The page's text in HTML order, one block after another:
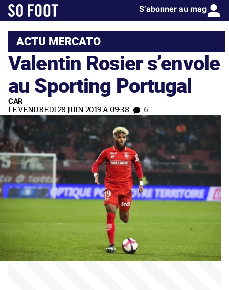
S’abonner au mag
ACTU MERCATO
Valentin Rosier s’envole
au Sporting Portugal
CAR
LE VENDREDI 28 JUIN 2019 À 09:38 6